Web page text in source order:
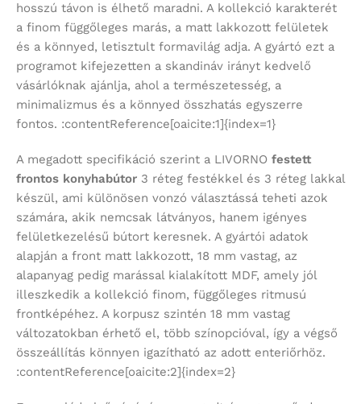
hosszú távon is élhető maradni. A kollekció karakterét
a finom függőleges marás, a matt lakkozott felületek
és a könnyed, letisztult formavilág adja. A gyártó ezt a
programot kifejezetten a skandináv irányt kedvelő
vásárlóknak ajánlja, ahol a természetesség, a
minimalizmus és a könnyed összhatás egyszerre
fontos. :contentReference[oaicite:1]{index=1}
A megadott specifikáció szerint a LIVORNO festett
frontos konyhabútor 3 réteg festékkel és 3 réteg lakkal
készül, ami különösen vonzó választássá teheti azok
számára, akik nemcsak látványos, hanem igényes
felületkezelésű bútort keresnek. A gyártói adatok
alapján a front matt lakkozott, 18 mm vastag, az
alapanyag pedig marással kialakított MDF, amely jól
illeszkedik a kollekció finom, függőleges ritmusú
frontképéhez. A korpusz szintén 18 mm vastag
változatokban érhető el, több színopcióval, így a végső
összeállítás könnyen igazítható az adott enteriőrhöz.
:contentReference[oaicite:2]{index=2}